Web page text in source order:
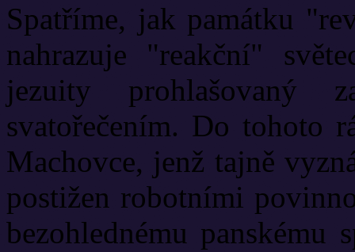
Spatříme, jak památku
nahrazuje "reakční"
jezuity prohlašovaný
svatořečením. Do tohoto
Machovce, jenž tajně
postižen robotními
bezohlednému panskému